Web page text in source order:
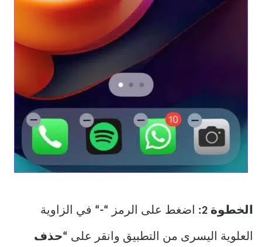
الخطوة 2: اضغط على الرمز “-“ في الزاوية
العلوية اليسرى من التطبيق وانقر على “حذف